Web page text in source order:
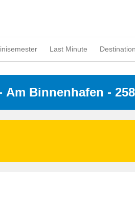
Last Minute
Am Binnenhafen -